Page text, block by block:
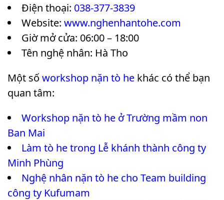
Điện thoại: 038-377-3839
Website: www.nghenhantohe.com
Giờ mở cửa: 06:00 – 18:00
Tên nghệ nhân: Hà Tho
Một sốworkshop nặn tò he khác có thể bạn
quan tâm:
Workshop nặn tò he ở Trường mầm non
Ban Mai
Làm tò he trong Lễ khánh thành công ty
Minh Phùng
Nghệ nhân nặn tò he cho Team building
công ty Kufumam